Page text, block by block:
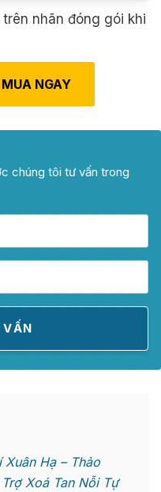
nhãn đóng gói khi
MUA NGAY
chúng tôi tư vấn trong
Hạ – Thảo
Xoá Tan Nỗi Tự